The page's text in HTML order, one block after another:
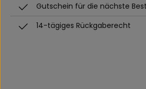
Gutschein für die nächste
14-tägiges Rückgaberecht